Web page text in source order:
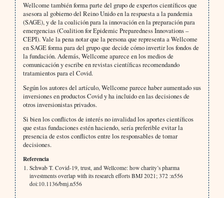
Wellcome también forma parte del grupo de expertos científicos que
asesora al gobierno del Reino Unido en la respuesta a la pandemia
(SAGE), y de la coalición para la innovación en la preparación para
emergencias (Coalition for Epidemic Preparedness Innovations –
CEPI). Vale la pena notar que la persona que representa a Wellcome
en SAGE forma para del grupo que decide cómo invertir los fondos de
la fundación. Además, Wellcome aparece en los medios de
comunicación y escribe en revistas científicas recomendando
tratamientos para el Covid.
Según los autores del artículo, Wellcome parece haber aumentado sus
inversiones en productos Covid y ha incluido en las decisiones de
otros inversionistas privados.
Si bien los conflictos de interés no invalidad los aportes científicos
que estas fundaciones estén haciendo, sería preferible evitar la
presencia de estos conflictos entre los responsables de tomar
decisiones.
Referencia
Schwab T. Covid-19, trust, and Wellcome: how charity’s pharma
investments overlap with its research efforts BMJ 2021; 372 :n556
doi:10.1136/bmj.n556